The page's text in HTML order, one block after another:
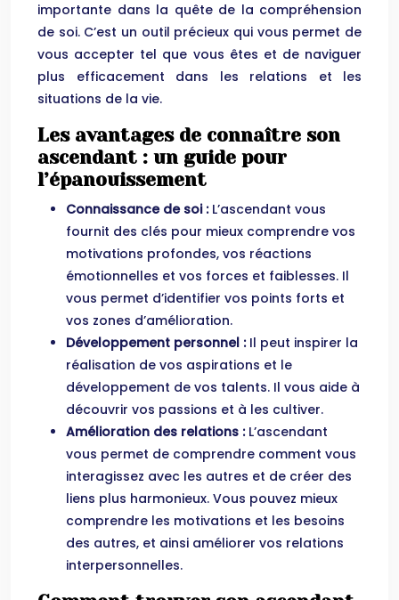
importante dans la quête de la compréhension
de soi. C’est un outil précieux qui vous permet de
vous accepter tel que vous êtes et de naviguer
plus efficacement dans les relations et les
situations de la vie.
Les avantages de connaître son
ascendant : un guide pour
l’épanouissement
Connaissance de soi : L’ascendant vous
fournit des clés pour mieux comprendre vos
motivations profondes, vos réactions
émotionnelles et vos forces et faiblesses. Il
vous permet d’identifier vos points forts et
vos zones d’amélioration.
Développement personnel : Il peut inspirer la
réalisation de vos aspirations et le
développement de vos talents. Il vous aide à
découvrir vos passions et à les cultiver.
Amélioration des relations : L’ascendant
vous permet de comprendre comment vous
interagissez avec les autres et de créer des
liens plus harmonieux. Vous pouvez mieux
comprendre les motivations et les besoins
des autres, et ainsi améliorer vos relations
interpersonnelles.